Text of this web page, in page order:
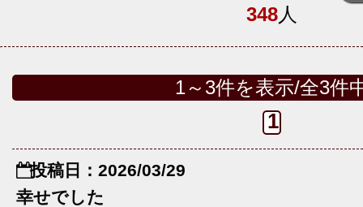
348人
1～3件を表示/全3件
1
投稿日：2026/03/29
幸せでした